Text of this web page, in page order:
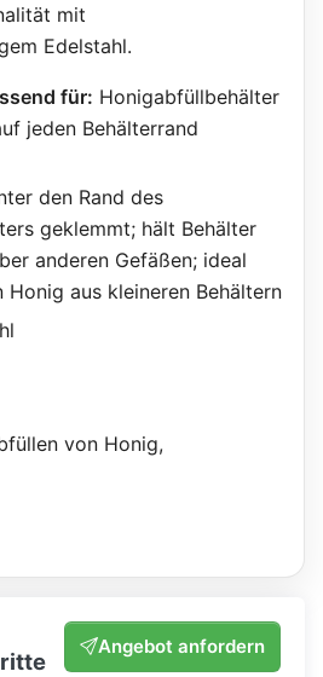
mit
Edelstahl.
für: Honigabfüllbehälter
jeden Behälterrand
den Rand des
geklemmt; hält Behälter
anderen Gefäßen; ideal
Honig aus kleineren Behältern
von Honig,
Angebot anfordern